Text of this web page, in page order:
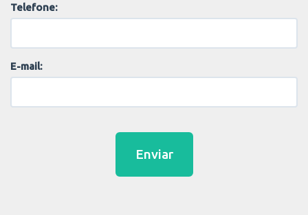
Telefone:
E-mail:
Enviar